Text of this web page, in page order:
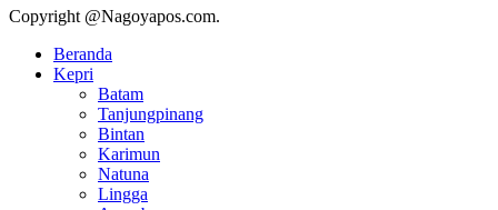
Copyright @Nagoyapos.com.
Beranda
Kepri
Batam
Tanjungpinang
Bintan
Karimun
Natuna
Lingga